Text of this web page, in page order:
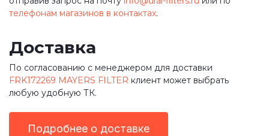
телефонам магазинов в контактах.
Доставка
По согласованию с менеджером для доставки
FRK172269 MAYERS FILTER клиент может выбрать
любую удобную ТК.
Подробнее о доставке